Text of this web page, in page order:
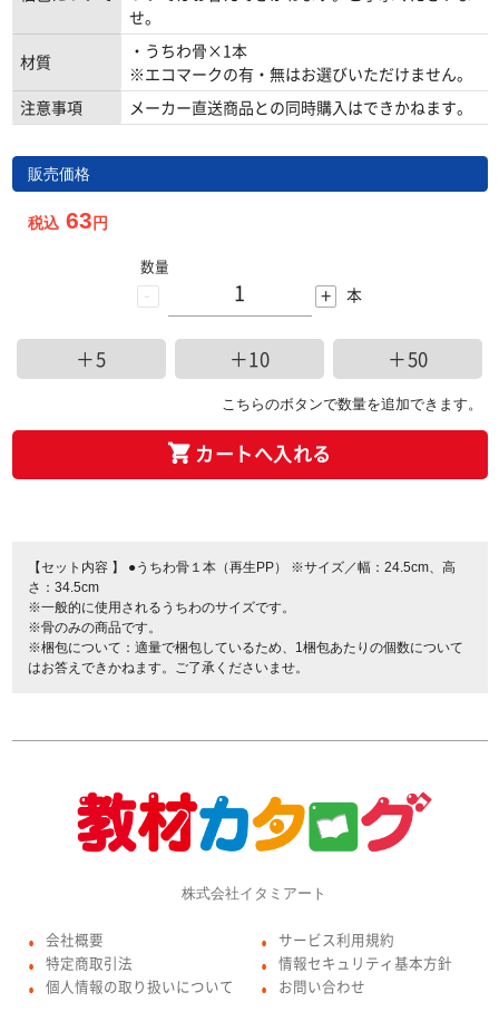
せ。
材質
・うちわ骨×1本
※エコマークの有・無はお選びいただけません。
注意事項
メーカー直送商品との同時購入はできかねます。
販売価格
税込63 円
-
数量
+ 本
＋5 ＋10 ＋50
こちらのボタンで数量を追加できます。
カートへ入れる
【セット内容 】 ●うちわ骨１本（再生PP） ※サイズ／幅：24.5cm、高
さ：34.5cm
※一般的に使用されるうちわのサイズです。
※骨のみの商品です。
※梱包について：適量で梱包しているため、1梱包あたりの個数について
はお答えできかねます。ご了承くださいませ。
株式会社イタミアート
● 会社概要
● 特定商取引法
● 個人情報の取り扱いについて
● サービス利用規約
● 情報セキュリティ基本方針
● お問い合わせ